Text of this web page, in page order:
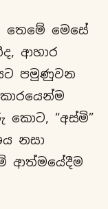
තෙමේ මෙසේ
ආහාර
පමුණුවන
කොට, “අස්මි”
නසා
ආත්මයේදීම